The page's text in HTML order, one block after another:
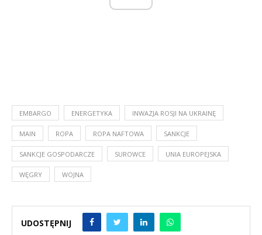
EMBARGO ENERGETYKA INWAZJA ROSJI NA UKRAINĘ
MAIN ROPA ROPA NAFTOWA SANKCJE
SANKCJE GOSPODARCZE SUROWCE UNIA EUROPEJSKA
WĘGRY WOJNA
UDOSTĘPNIJ